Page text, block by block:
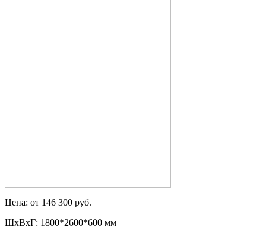
Цена: от 146 300 руб.
ШxВxГ: 1800*2600*600 мм